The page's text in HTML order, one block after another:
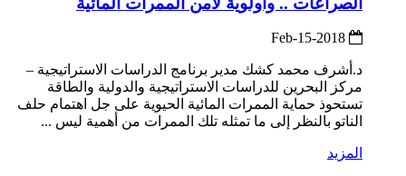
د.أشرف محمد كشك مدير برنامج الدراسات الاستراتيجية –
مركز البحرين للدراسات الاستراتيجية والدولية والطاقة
تستحوذ حماية الممرات المائية الحيوية على جل اهتمام حلف
الناتو بالنظر إلى ما تمثله تلك الممرات من أهمية ليس ...
المزيد